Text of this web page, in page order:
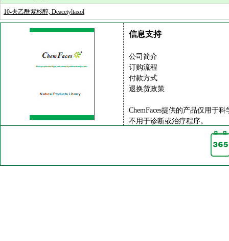
10-去乙酰紫杉醇; Deacetyltaxol
信息支持
公司简介
订购流程
付款方式
退换货政策
ChemFaces提供的产品仅用于
不用于诊断或治疗程序。